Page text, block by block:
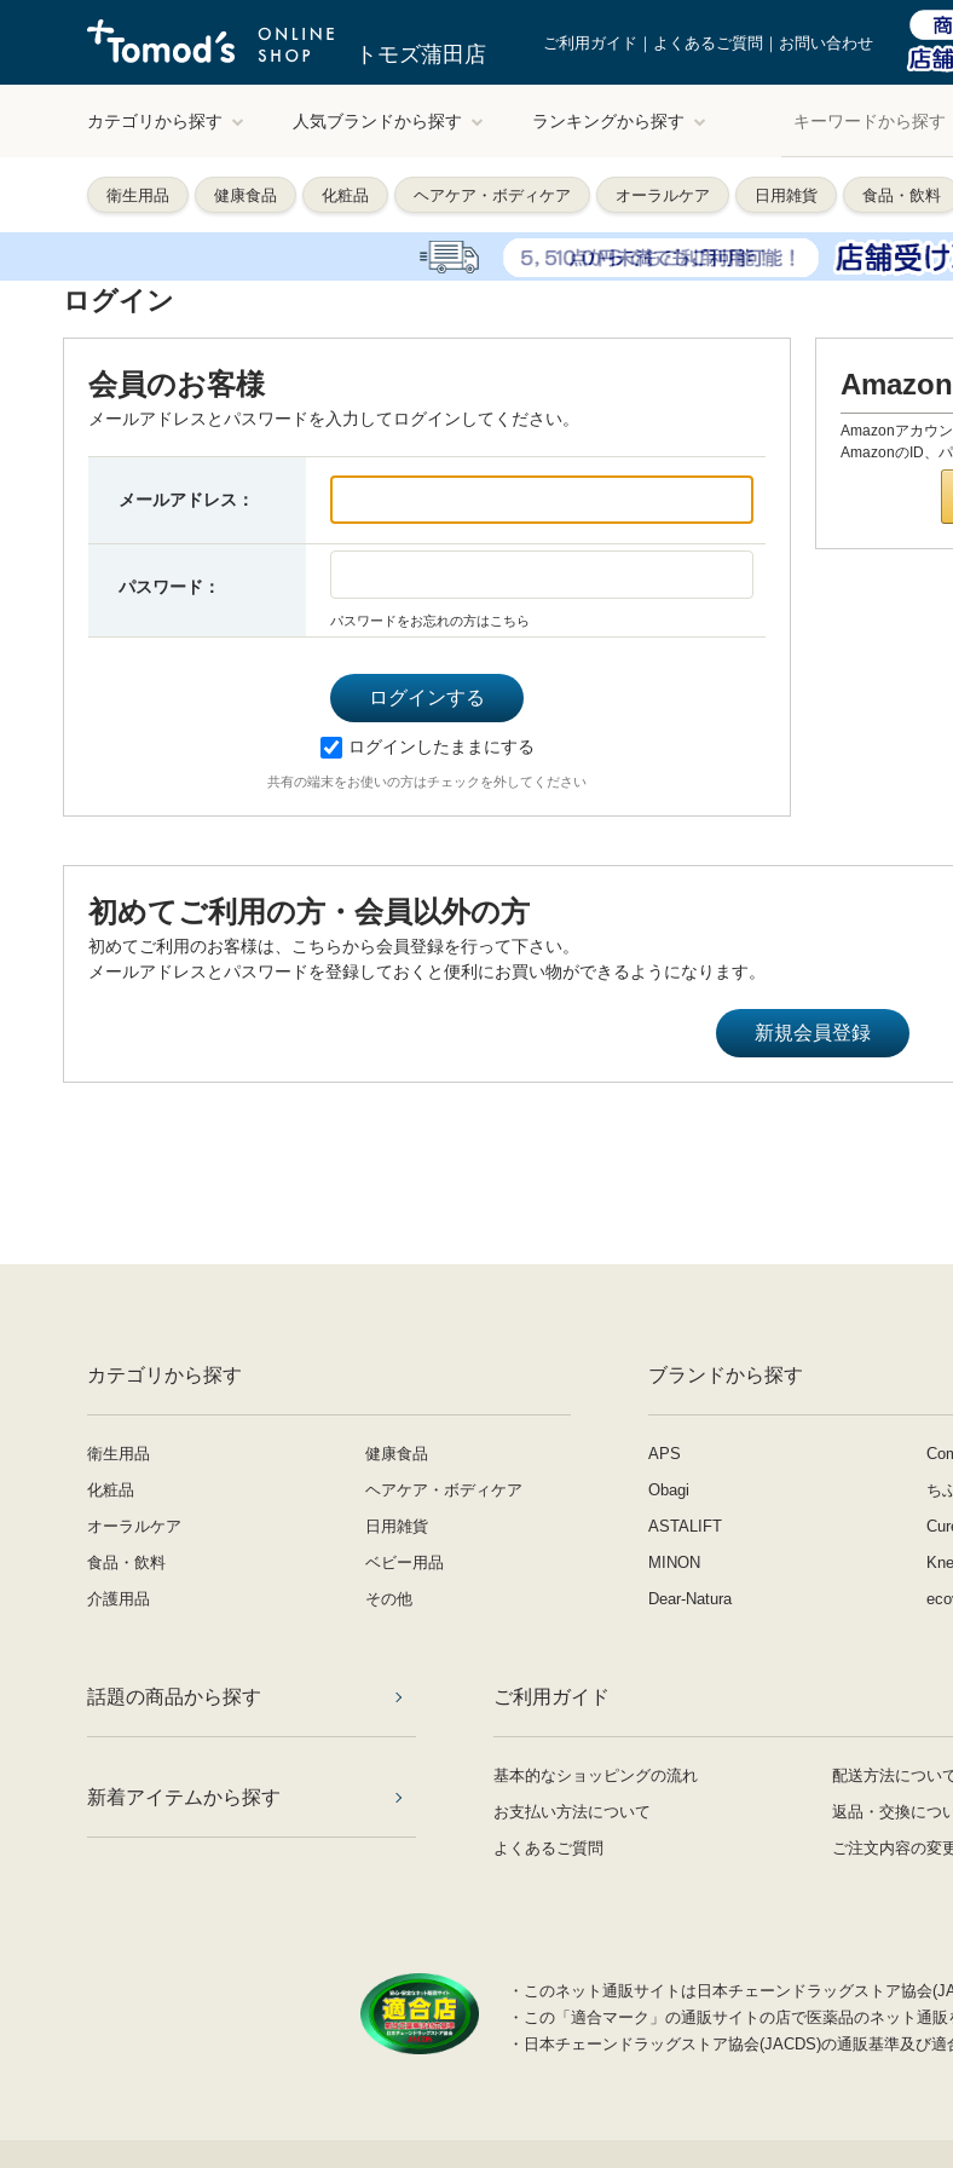
トモズ蒲田店 ご利用ガイド よくあるご質問 お問い合わせ
カテゴリから探す 人気ブランドから探す ランキングから探す
衛生用品 健康食品 化粧品 ヘアケア・ボディケア オーラルケア 日用雑貨 食品・飲料
ログイン
会員のお客様
メールアドレスとパスワードを入力してログインしてください。
メールアドレス：
パスワード：
パスワードをお忘れの方はこちら
ログインしたままにする
共有の端末をお使いの方はチェックを外してください
Amazonアカウ
AmazonのID、
初めてご利用の方・会員以外の方
初めてご利用のお客様は、こちらから会員登録を行って下さい。
メールアドレスとパスワードを登録しておくと便利にお買い物ができるようになります。
カテゴリから探す
衛生用品
健康食品
化粧品
ヘアケア・ボディケア
オーラルケア
日用雑貨
食品・飲料
ベビー用品
介護用品
その他
ブランドから探す
APS
Obagi
ち
ASTALIFT
MINON
Dear-Natura
話題の商品から探す
新着アイテムから探す
ご利用ガイド
基本的なショッピングの流れ
配送方法につい
お支払い方法について
返品・交換につ
よくあるご質問
ご注文内容の変
・このネット通販サイトは日本チェーンドラッグストア協会
・この「適合マーク」の通販サイトの店で医薬品のネット通販
・日本チェーンドラッグストア協会(JACDS)の通販基準及び適